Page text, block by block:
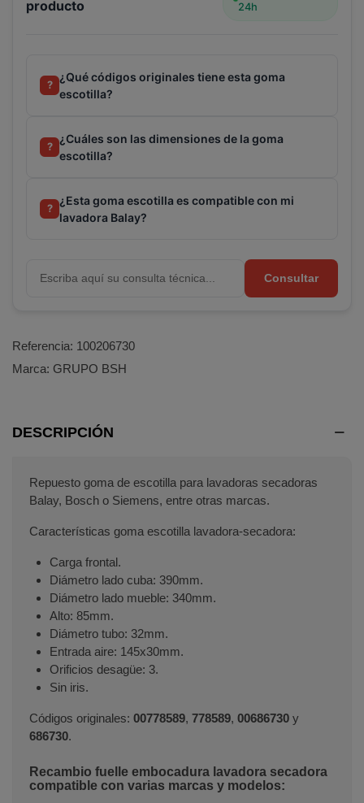
producto
24h
?
¿Qué códigos originales tiene esta goma
escotilla?
?
¿Cuáles son las dimensiones de la goma
escotilla?
?
¿Esta goma escotilla es compatible con mi
lavadora Balay?
Consultar
Referencia: 100206730
Marca: GRUPO BSH
DESCRIPCIÓN
Repuesto goma de escotilla para lavadoras secadoras
Balay, Bosch o Siemens, entre otras marcas.
Características goma escotilla lavadora-secadora:
Carga frontal.
Diámetro lado cuba: 390mm.
Diámetro lado mueble: 340mm.
Alto: 85mm.
Diámetro tubo: 32mm.
Entrada aire: 145x30mm.
Orificios desagüe: 3.
Sin iris.
Códigos originales: 00778589, 778589, 00686730 y
686730.
Recambio fuelle embocadura lavadora secadora
compatible con varias marcas y modelos:
Terminal de consulta○ Motor activo -Goma
escotilla lavadora BALAY BOSCH SIEMENS